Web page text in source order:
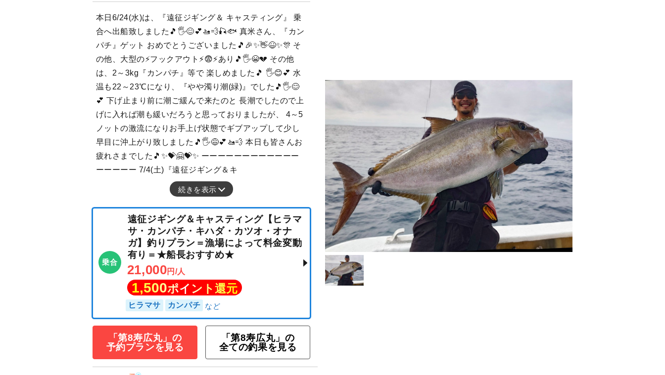
本日6/24(水)は、『遠征ジギング＆ キャスティング』 乗
合へ出船致しました🎵🖐😊💕🚤💨🎣🐟 真米さん、『カン
パチ』ゲット おめでとうございました🎵🎉✨👋😆✨🎊 そ
の他、大型の⚡️フックアウト⚡️😨⚡️あり🎵🖐😭💔 その他
は、2～3kg『カンパチ』等で 楽しめました🎵 🖐😊💕 水
温も22～23℃になり、『やや濁り潮(緑)』でした🎵🖐😊
💕 下げ止まり前に潮ご緩んで来たのと 長潮でしたので上
げに入れば潮も緩いだろうと思っておりましたが、 4～5
ノットの激流になりお手上げ状態でギブアップして少し
早目に沖上がり致しました🎵🖐😅💕🚤💨 本日も皆さんお
疲れさまでした🎵✨💝🤗💝✨ ーーーーーーーーーーーー
ーーーーー 7/4(土)『遠征ジギング＆キ
続きを表示
乗合
遠征ジギング＆キャスティング【ヒラマ
サ・カンパチ・キハダ・カツオ・オナ
ガ】釣りプラン＝漁場によって料金変動
有り＝★船長おすすめ★
21,000円/人
「第8寿広丸」の
予約プランを見る
「第8寿広丸」の
全ての釣果を見る